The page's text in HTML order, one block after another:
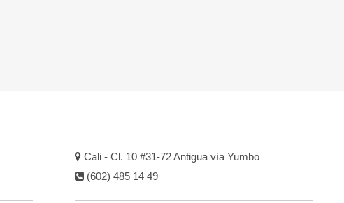
Cali - Cl. 10 #31-72 Antigua vía Yumbo
(602) 485 14 49